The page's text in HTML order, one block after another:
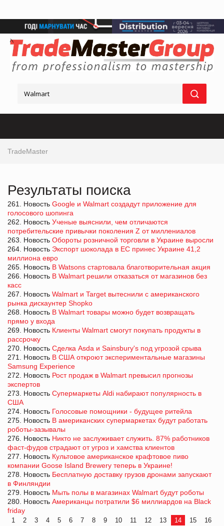
TradeMaster
Результаты поиска
261. Новость Google и Walmart создадут приложение для
голосового шопинга
262. Новость Ученые выяснили, чем отличаются
потребительские привычки поколения Z от миллениалов
263. Новость Обороты розничной торговли в Украине выросли
264. Новость Экспорт шоколада в ЕС принес Украине 41,2
миллиона евро
265. Новость В Watsons стартовала благотворительная акция
266. Новость В Walmart решили отказаться от магазинов без
касс
267. Новость Walmart и Target вытеснили с американского
рынка дискаунтер Shopko
268. Новость В Walmart товары можно будет возвращать
прямо у входа
269. Новость Клиенты Walmart смогут покупать продукты в
рассрочку
270. Новость Сделка Asda и Sainsbury's под угрозой срыва
271. Новость В США откроют экспериментальные магазины
Samsung Experience
272. Новость Рост продаж в Walmart превысил прогнозы
экспертов
273. Новость Супермаркеты Aldi набирают популярность в
США
274. Новость Голосовые помощники - будущее ритейла
275. Новость В американских супермаркетах будут работать
роботы-зазывалы
276. Новость Никто не заслуживает служить. 87% работников
фаст-фудов страдают от угроз и хамства клиентов
277. Новость Культовое американское крафтовое пиво
компании Goose Island Brewery теперь в Украине!
278. Новость Бесплатную доставку грузов дронами запускают
в Финляндии
279. Новость Мыть полы в магазинах Walmart будут роботы
280. Новость Американцы потратили $6 миллиардов на Black
friday
1 2 3 4 5 6 7 8 9 10 11 12 13 14 15
16